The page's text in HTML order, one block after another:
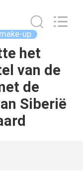
up
het
van de
de
Siberië